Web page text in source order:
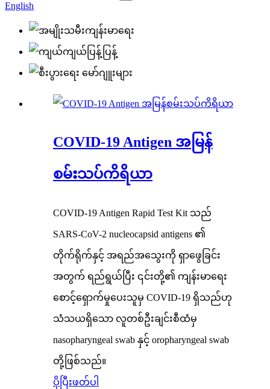
English
COVID-19 Antigen အမြန်
စမ်းသပ်ကိရိယာ
COVID-19 Antigen Rapid Test Kit သည်
SARS-CoV-2 nucleocapsid antigens ၏
တိုက်ရိုက်နှင့် အရည်အသွေးကို ရှာဖွေခြင်း
အတွက် ရည်ရွယ်ပြီး ၎င်းတို့၏ ကျန်းမာရေး
စောင့်ရှောက်မှုပေးသူမှ COVID-19 ရှိသည်ဟု
သံသယရှိသော လူတစ်ဦးချင်းစီထံမှ
nasopharyngeal swab နှင့် oropharyngeal swab
တို့ဖြစ်သည်။
ပိုပြီးဖတ်ပါ